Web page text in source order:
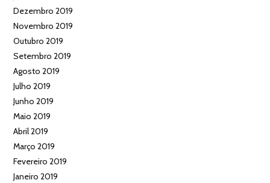
Dezembro 2019
Novembro 2019
Outubro 2019
Setembro 2019
Agosto 2019
Julho 2019
Junho 2019
Maio 2019
Abril 2019
Março 2019
Fevereiro 2019
Janeiro 2019